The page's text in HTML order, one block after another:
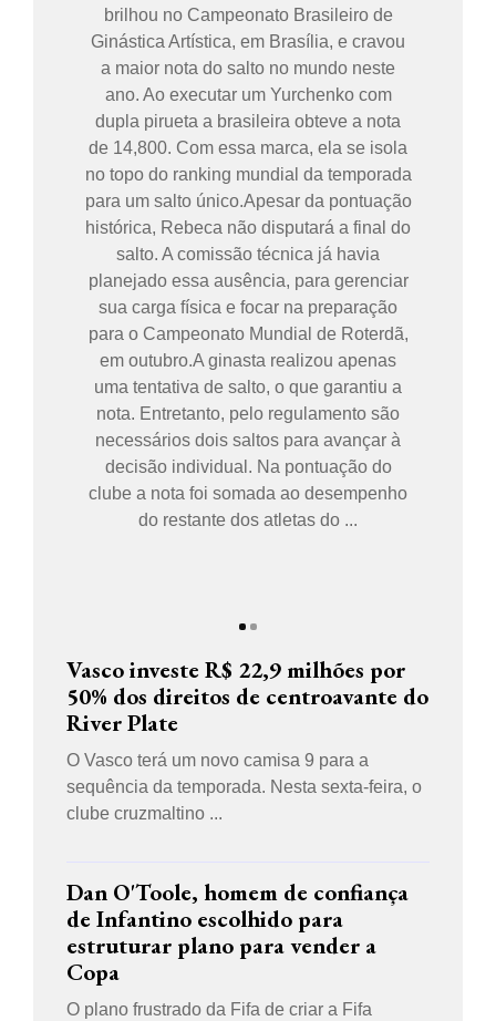
brilhou no Campeonato Brasileiro de
Ginástica Artística, em Brasília, e cravou
a maior nota do salto no mundo neste
ano. Ao executar um Yurchenko com
dupla pirueta a brasileira obteve a nota
de 14,800. Com essa marca, ela se isola
no topo do ranking mundial da temporada
para um salto único.Apesar da pontuação
histórica, Rebeca não disputará a final do
salto. A comissão técnica já havia
planejado essa ausência, para gerenciar
sua carga física e focar na preparação
para o Campeonato Mundial de Roterdã,
em outubro.A ginasta realizou apenas
uma tentativa de salto, o que garantiu a
nota. Entretanto, pelo regulamento são
necessários dois saltos para avançar à
decisão individual. Na pontuação do
clube a nota foi somada ao desempenho
do restante dos atletas do ...
Vasco investe R$ 22,9 milhões por
50% dos direitos de centroavante do
River Plate
O Vasco terá um novo camisa 9 para a
sequência da temporada. Nesta sexta-feira, o
clube cruzmaltino ...
Dan O'Toole, homem de confiança
de Infantino escolhido para
estruturar plano para vender a
Copa
O plano frustrado da Fifa de criar a Fifa